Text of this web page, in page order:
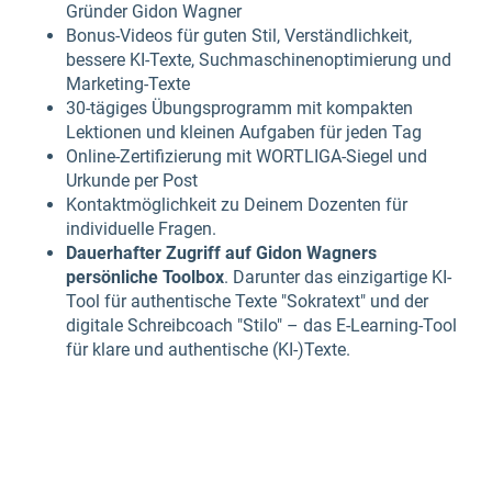
Gründer Gidon Wagner
Bonus-Videos für guten Stil, Verständlichkeit,
bessere KI-Texte, Suchmaschinenoptimierung und
Marketing-Texte
30-tägiges Übungsprogramm mit kompakten
Lektionen und kleinen Aufgaben für jeden Tag
Online-Zertifizierung mit WORTLIGA-Siegel und
Urkunde per Post
Kontaktmöglichkeit zu Deinem Dozenten für
individuelle Fragen.
Dauerhafter Zugriff auf Gidon Wagners
persönliche Toolbox. Darunter das einzigartige KI-
Tool für authentische Texte "Sokratext" und der
digitale Schreibcoach "Stilo" – das E-Learning-Tool
für klare und authentische (KI-)Texte.